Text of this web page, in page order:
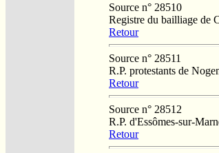
Source n° 28510
Registre du bailliage de
Retour
Source n° 28511
R.P. protestants de
Retour
Source n° 28512
R.P. d'Essômes-sur-
Retour